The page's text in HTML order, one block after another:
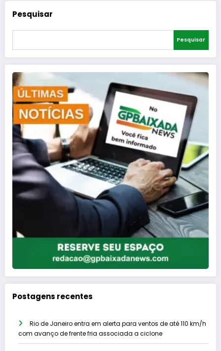
Pesquisar
Pesquisar
Postagens recentes
Rio de Janeiro entra em alerta para ventos de até 110 km/h
com avanço de frente fria associada a ciclone